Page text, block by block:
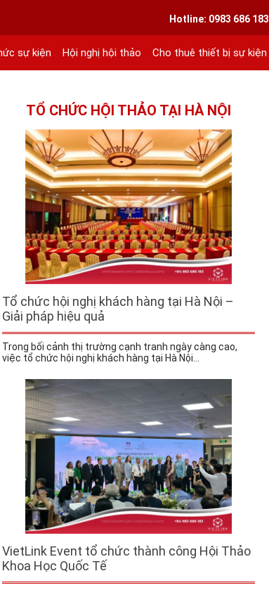
Hotline: 0983 686 183
sự kiện Hội nghị hội thảo Cho thuê thiết bị sự kiện
TỔ CHỨC HỘI THẢO TẠI HÀ NỘI
Tổ chức hội nghị khách hàng tại Hà Nội –
Giải pháp hiệu quả
Trong bối cảnh thị trường cạnh tranh ngày càng cao,
việc tổ chức hội nghị khách hàng tại Hà Nội...
VietLink Event tổ chức thành công Hội Thảo
Khoa Học Quốc Tế